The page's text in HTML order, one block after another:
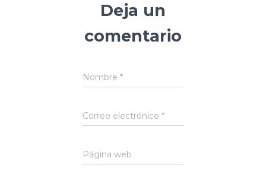
Deja un
comentario
Nombre *
Correo electrónico *
Página web